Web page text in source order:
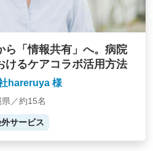
ら「情報共有」へ。病院
けるケアコラボ活用方法
hareruya 様
／約15名
サービス